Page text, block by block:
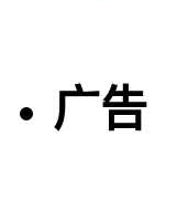
广告